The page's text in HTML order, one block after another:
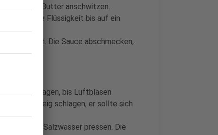
und in der Butter anschwitzen.
Die Flüssigkeit bis auf ein
hacken. Die Sauce abschmecken,
lange schlagen, bis Luftblasen
den Teig schlagen, er sollte sich
Salzwasser pressen. Die